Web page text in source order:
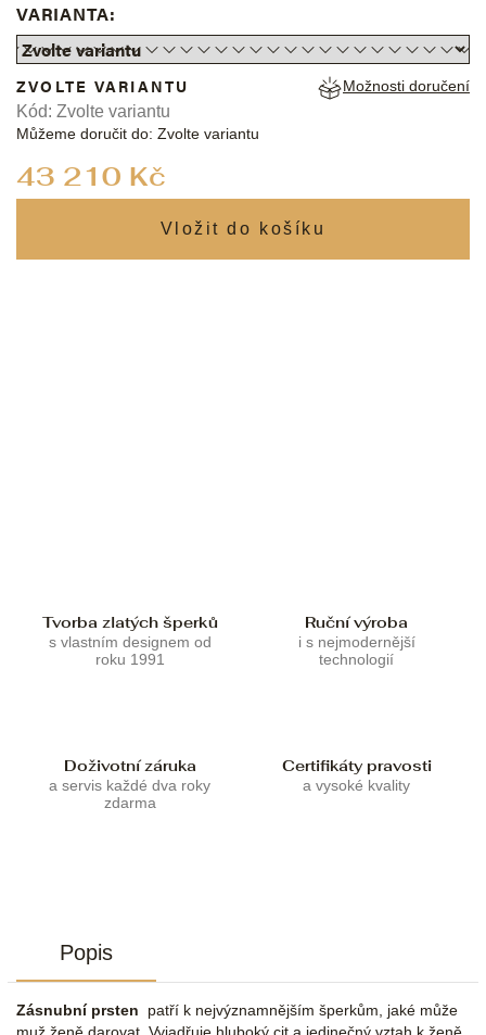
VARIANTA:
43 210 Kč
ZVOLTE VARIANTU
Můžeme doručit do: Zvolte variantu
Možnosti doručení
Kód: Zvolte variantu
Tvorba zlatých šperků
s vlastním designem od
roku 1991
Ruční výroba
i s nejmodernější
technologií
Doživotní záruka
a servis každé dva roky
zdarma
Certifikáty pravosti
a vysoké kvality
Popis
Zásnubní prsten patří k nejvýznamnějším šperkům, jaké může